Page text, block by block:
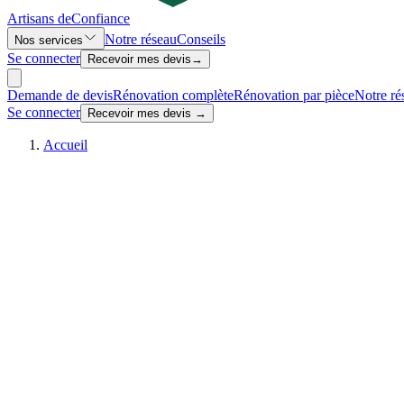
Artisans deConfiance
Nos services Notre réseauConseils
Se connecter
Recevoir mes devis →
Demande de devisRénovation complèteRénovation par pièceNotre
Se connecter
Recevoir mes devis →
Accueil